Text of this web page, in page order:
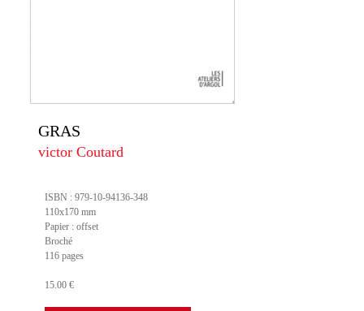
GRAS
victor Coutard
ISBN : 979-10-94136-348
110x170 mm
Papier : offset
Broché
116 pages
15.00 €